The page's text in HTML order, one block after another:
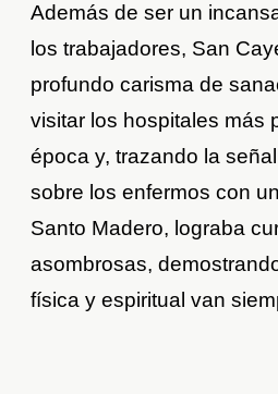
Además de ser un
los trabajadores, San
profundo carisma de
visitar los hospitales más
época y, trazando la
sobre los enfermos con
Santo Madero, lograba
asombrosas,
física y espiritual van